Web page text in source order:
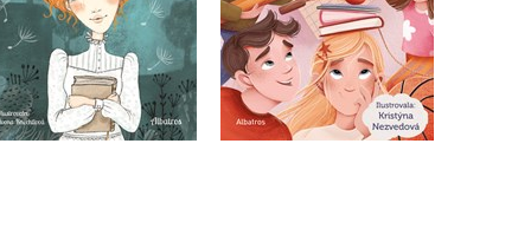
Do košíku
299 Kč
239 Kč
Do košíku
319 Kč
255 Kč